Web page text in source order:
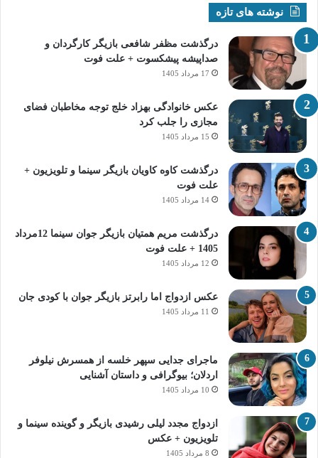
نوشته های تازه
درگذشت مظفر شافعی بازیگر کارگردان و
صداپیشه پیشکسوت + علت فوت
17 مرداد 1405
عکس خانوادگی بهزاد خلج توجه مخاطبان فضای
مجازی را جلب کرد
15 مرداد 1405
درگذشت کاوه کاویان بازیگر سینما و تلویزیون +
علت فوت
14 مرداد 1405
درگذشت مریم همتیان بازیگر جوان سینما 12مرداد
1405 + علت فوت
12 مرداد 1405
عکس ازدواج اما رابرتز بازیگر جوان با کودی جان
11 مرداد 1405
ماجرای جدایی سپهر خلسه از همسرش نیلوفر
اردلان؛ بیوگرافی و داستان آشنایی
10 مرداد 1405
ازدواج مجدد لیلی رشیدی بازیگر و گوینده سینما و
تلویزیون + عکس
8 مرداد 1405